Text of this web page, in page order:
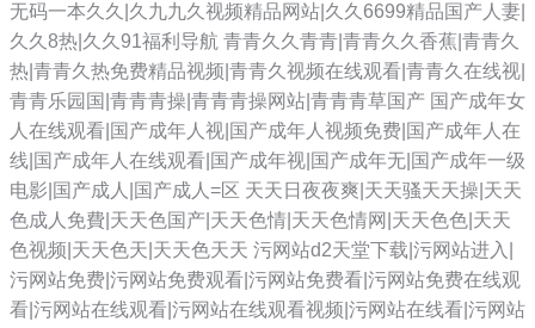
无码一本久久|久九九久视频精品网站|久久6699精品国产人妻|
久久8热|久久91福利导航 青青久久青青|青青久久香蕉|青青久
热|青青久热免费精品视频|青青久视频在线观看|青青久在线视|
青青乐园国|青青青操|青青青操网站|青青青草国产 国产成年女
人在线观看|国产成年人视|国产成年人视频免费|国产成年人在
线|国产成年人在线观看|国产成年视|国产成年无|国产成年一级
电影|国产成人|国产成人=区 天天日夜夜爽|天天骚天天操|天天
色成人免費|天天色国产|天天色情|天天色情网|天天色色|天天
色视频|天天色天|天天色天天 污网站d2天堂下载|污网站进入|
污网站免费|污网站免费观看|污网站免费看|污网站免费在线观
看|污网站在线观看|污网站在线观看视频|污网站在线看|污网站